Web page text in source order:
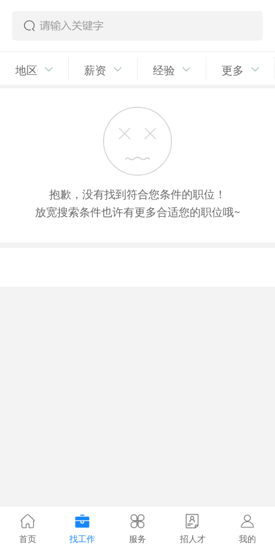
地区 薪资 经验 更多
抱歉，没有找到符合您条件的职位！
放宽搜索条件也许有更多合适您的职位哦~
首页 找工作 服务 招人才 我的